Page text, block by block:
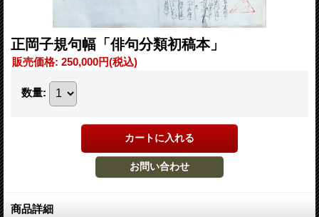
正岡子規句幅「俳句分類初稿本」
販売価格: 250,000円(税込)
数量:
商品詳細